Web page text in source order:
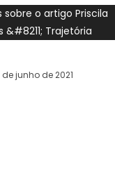
de junho de 2021